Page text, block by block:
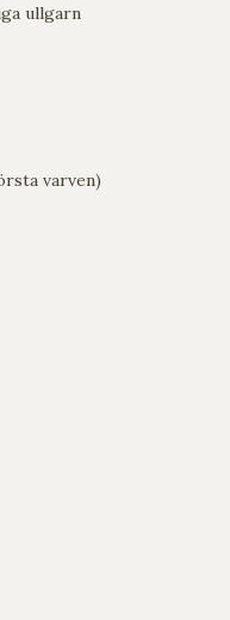
ullgarn
varven)